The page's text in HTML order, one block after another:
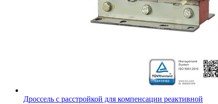
Дроссель с расстройкой для компенсации реактивной